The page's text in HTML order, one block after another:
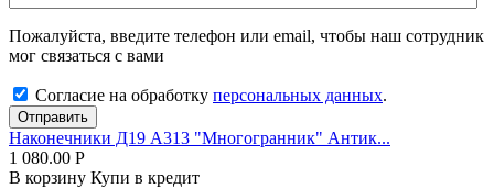
Пожалуйста, введите телефон или email, чтобы наш сотрудник
мог связаться с вами
Согласие на обработку персональных данных.
Отправить
Наконечники Д19 А313 "Многогранник" Антик...
1 080.00 Р
В корзину Купи в кредит